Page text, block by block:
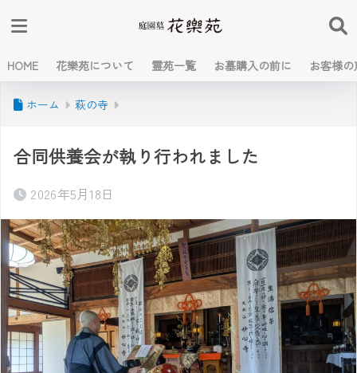
HOME 花樂苑について 霊苑一覧 お墓購入の前に お客様の
ホーム 萩の寺
合同供養会が執り行われました
2026年5月18日